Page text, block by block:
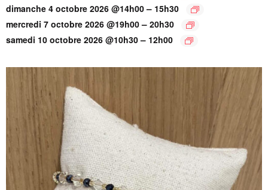
dimanche 4 octobre 2026 @14h00– 15h30
mercredi 7 octobre 2026 @19h00– 20h30
samedi 10 octobre 2026 @10h30– 12h00